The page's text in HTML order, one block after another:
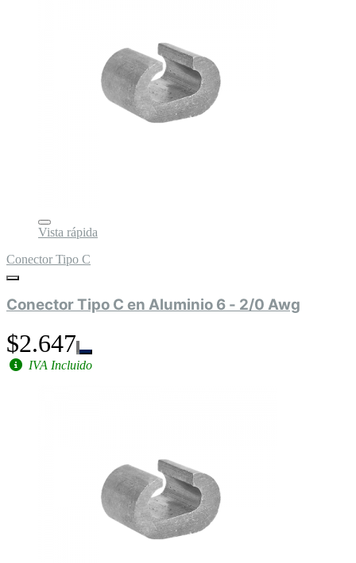
Vista rápida
Conector Tipo C
Conector Tipo C en Aluminio 6 - 2/0 Awg
$2.647
IVA Incluido